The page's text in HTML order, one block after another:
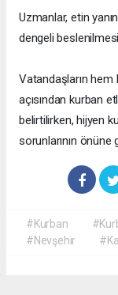
Uzmanlar, etin
dengeli
Vatandaşların hem
açısından kurban
belirtilirken, hijyen
sorunlarının önüne
#Kurban
#Nevşehir